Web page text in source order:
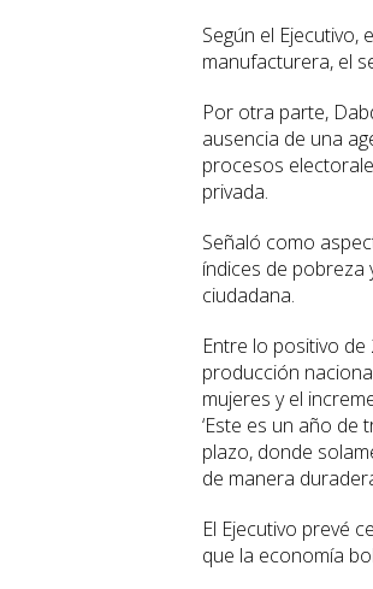
Según el
manufacturera, el
Por otra parte,
ausencia de una
procesos
privada.
Señaló como
índices de pobreza
ciudadana.
Entre lo positivo
producción
mujeres y el
‘Este es un año
plazo, donde
de manera
El Ejecutivo prevé
que la economía